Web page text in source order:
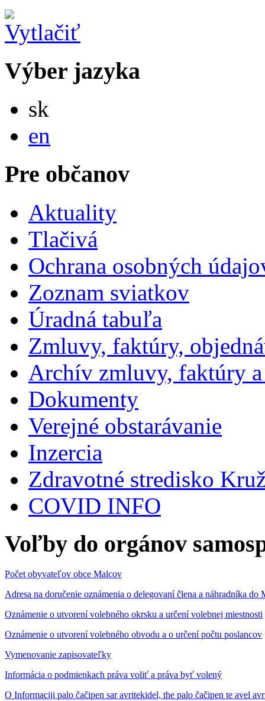
Výber jazyka
sk
en
Pre občanov
Aktuality
Tlačivá
Ochrana osobných
Zoznam sviatkov
Úradná tabuľa
Zmluvy, faktúry,
Archív zmluvy, faktúry
Dokumenty
Verejné obstarávanie
Inzercia
Zdravotné stredisko
COVID INFO
Voľby do orgánov
Počet obyvateľov obce Malcov
Adresa na doručenie oznámenia o delegovaní člena a náhradníka
Oznámenie o utvorení volebného okrsku a určení volebnej miestnosti
Oznámenie o utvorení volebného obvodu a o určení počtu poslancov
Vymenovanie zapisovateľky
Informácia o podmienkach práva voliť a práva byť volený
O Informaciji palo čačipen sar avritekidel, the palo čačipen te avel